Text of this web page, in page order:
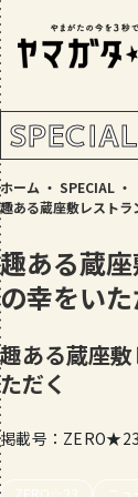
SPECIAL
ホーム ・ SPECIAL ・
趣ある蔵
の幸をいた
趣ある蔵座
ただく
掲載号：
ZERO☆23 ニュ